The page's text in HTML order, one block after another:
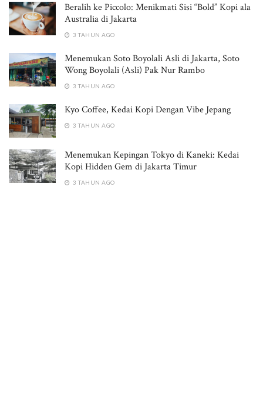
Beralih ke Piccolo: Menikmati Sisi “Bold” Kopi ala
Australia di Jakarta
3 TAHUN AGO
Menemukan Soto Boyolali Asli di Jakarta, Soto
Wong Boyolali (Asli) Pak Nur Rambo
3 TAHUN AGO
Kyo Coffee, Kedai Kopi Dengan Vibe Jepang
3 TAHUN AGO
Menemukan Kepingan Tokyo di Kaneki: Kedai
Kopi Hidden Gem di Jakarta Timur
3 TAHUN AGO